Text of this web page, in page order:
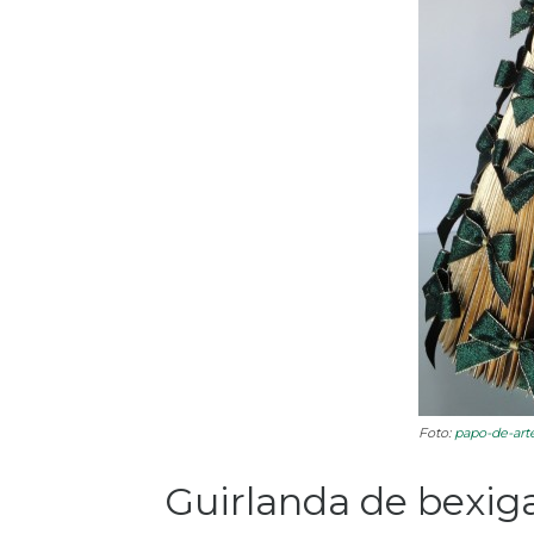
Foto: papo-de-
Guirlanda de